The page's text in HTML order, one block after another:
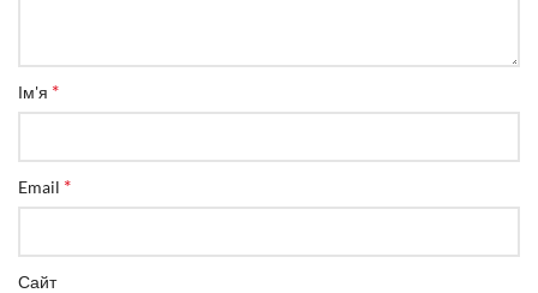
Ім'я *
Email *
Сайт